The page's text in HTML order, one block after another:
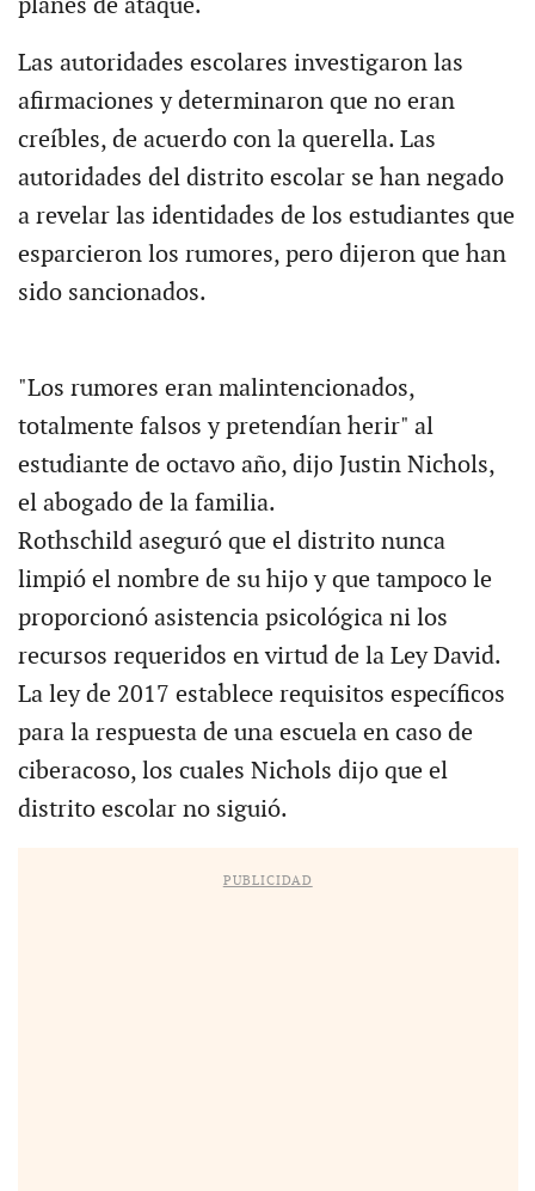
planes de ataque.
Las autoridades escolares investigaron las
afirmaciones y determinaron que no eran
creíbles, de acuerdo con la querella. Las
autoridades del distrito escolar se han negado
a revelar las identidades de los estudiantes que
esparcieron los rumores, pero dijeron que han
sido sancionados.
"Los rumores eran malintencionados,
totalmente falsos y pretendían herir" al
estudiante de octavo año, dijo Justin Nichols,
el abogado de la familia.
Rothschild aseguró que el distrito nunca
limpió el nombre de su hijo y que tampoco le
proporcionó asistencia psicológica ni los
recursos requeridos en virtud de la Ley David.
La ley de 2017 establece requisitos específicos
para la respuesta de una escuela en caso de
ciberacoso, los cuales Nichols dijo que el
distrito escolar no siguió.
PUBLICIDAD